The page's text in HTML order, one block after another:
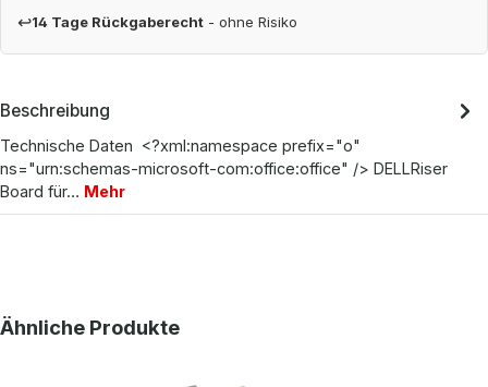
↩14 Tage Rückgaberecht - ohne Risiko
Beschreibung
Technische Daten <?xml:namespace prefix="o"
ns="urn:schemas-microsoft-com:office:office" /> DELLRiser
Board für… Mehr
Produktgalerie überspringen
Ähnliche Produkte